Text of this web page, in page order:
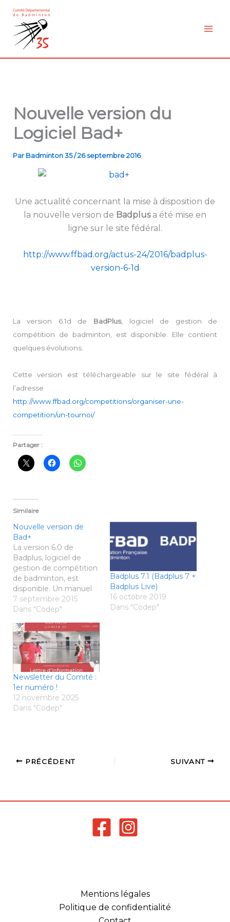
contenu
Nouvelle version du
Logiciel Bad+
Par Badminton 35/26 septembre 2016
Une actualité concernant la mise à disposition de
la nouvelle version de Badplusa été mise en
ligne sur le site fédéral.
http://www.ffbad.org/actus-24/2016/badplus-
version-6-1d
La version 6.1d de BadPlus, logiciel de gestion de
compétition de badminton, est disponible. Elle contient
quelques évolutions.
Cette version est téléchargeable sur le site fédéral à
l’adresse
http://www.ffbad.org/competitions/organiser-une-
competition/un-tournoi/
Partager :
Similaire
Nouvelle version de
Bad+
La version 6.0 de
Badplus, logiciel de
gestion de compétition
de badminton, est
disponible. Un manuel
d’utilisation présentant
les principales
disponible avec cette
version, en voici un petit
résumé : - Adaptation
au nouveau
classement, - Saisie du
n° d’autorisation, -
Possibilité de
sélectionner une option
Promobad (pas de…
7 septembre 2015
Dans "Codep"
Badplus 7.1 (Badplus 7 +
Badplus Live)
16 octobre 2019
Dans "Codep"
Newsletter du Comité :
1er numéro !
12 novembre 2025
Dans "Codep"
PRÉCÉDENT SUIVANT
Mentions légales
Politique de confidentialité